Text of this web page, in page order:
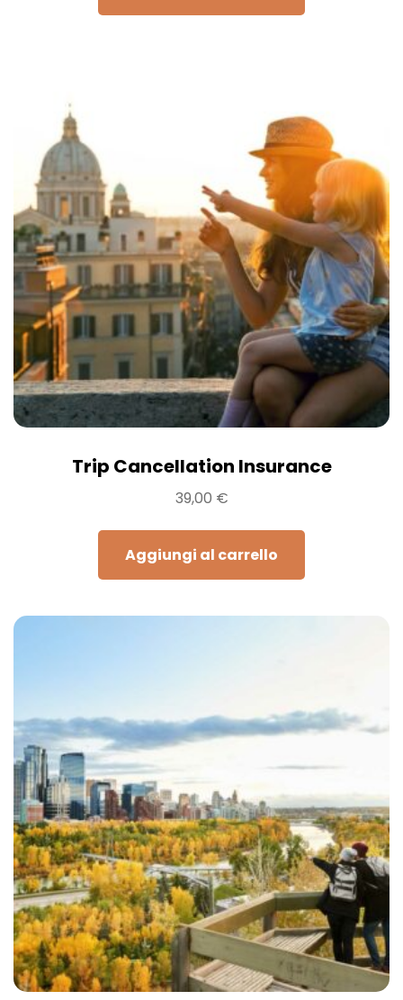
Trip Cancellation Insurance
39,00 €
Aggiungi al carrello